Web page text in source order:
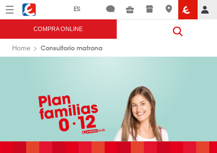
Menú Eroski
COMPRA ONLINE
Home Consultorio matrona